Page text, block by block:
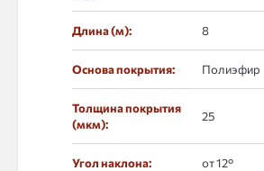
Длина (м): 8
Основа покрытия: Полиэфир
Толщина покрытия
(мкм):
25
Угол наклона: от 12°